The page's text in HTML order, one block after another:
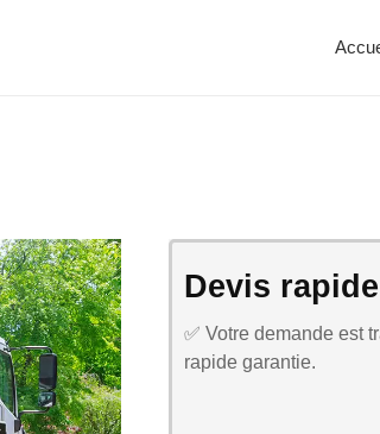
Devis rapide
✅ Votre demande est
rapide garantie.